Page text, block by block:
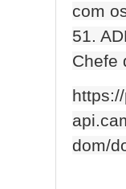
com
51.
Chefe
dom/